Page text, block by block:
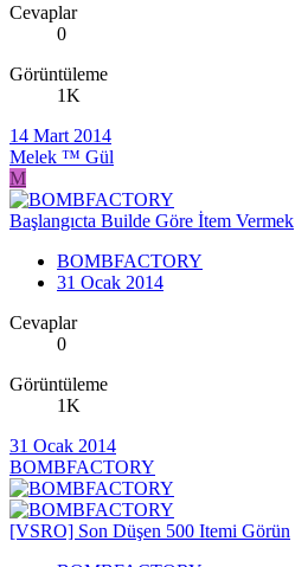
Cevaplar
0
Görüntüleme
1K
14 Mart 2014
Melek ™ Gül
M
Başlangıcta Builde Göre İtem Vermek
BOMBFACTORY
31 Ocak 2014
Cevaplar
0
Görüntüleme
1K
31 Ocak 2014
BOMBFACTORY
[VSRO] Son Düşen 500 Itemi Görün